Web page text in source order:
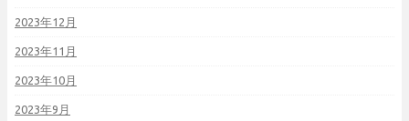
2023年12月
2023年11月
2023年10月
2023年9月